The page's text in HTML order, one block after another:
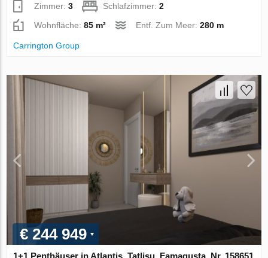
Zimmer:3 Schlafzimmer:2
Wohnfläche:85 m² Entf. Zum Meer:280 m
Carrington Group
€ 244 949
1+1 Penthäuser in Atlantis, Tatlisu, Famagusta, Nr. 158651